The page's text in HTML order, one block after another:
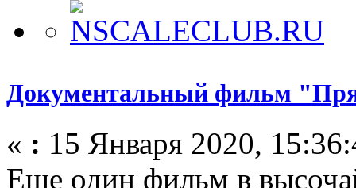
Документальный фильм
« : 15 Января 2020,
Еще один фильм в